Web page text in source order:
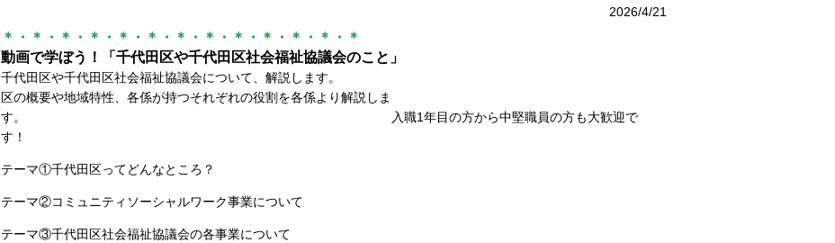
2026/4/21
＊・＊・＊・＊・＊・＊・＊・＊・＊・＊・＊・＊・＊
動画で学ぼう！「千代田区や千代田区社会福祉協議会のこと」
千代田区や千代田区社会福祉協議会について、解説します。
区の概要や地域特性、各係が持つそれぞれの役割を各係より解説しま
す。 入職1年目の方から中堅職員の方も大歓迎で
す！
テーマ①千代田区ってどんなところ？
テーマ②コミュニティソーシャルワーク事業について
テーマ③千代田区社会福祉協議会の各事業について